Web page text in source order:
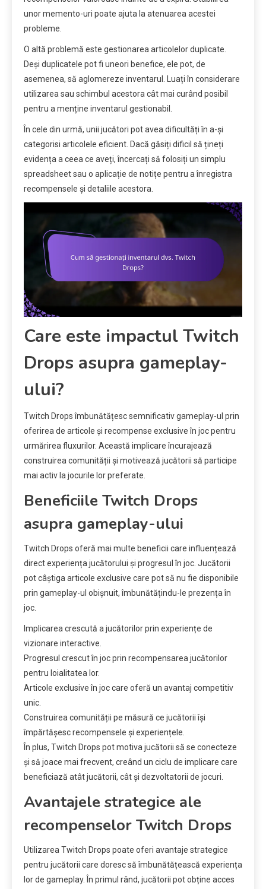
unor memento-uri poate ajuta la atenuarea acestei
probleme.
O altă problemă este gestionarea articolelor duplicate.
Deși duplicatele pot fi uneori benefice, ele pot, de
asemenea, să aglomereze inventarul. Luați în considerare
utilizarea sau schimbul acestora cât mai curând posibil
pentru a menține inventarul gestionabil.
În cele din urmă, unii jucători pot avea dificultăți în a-și
categorisi articolele eficient. Dacă găsiți dificil să țineți
evidența a ceea ce aveți, încercați să folosiți un simplu
spreadsheet sau o aplicație de notițe pentru a înregistra
recompensele și detaliile acestora.
Care este impactul Twitch
Drops asupra gameplay-
ului?
Twitch Drops îmbunătățesc semnificativ gameplay-ul prin
oferirea de articole și recompense exclusive în joc pentru
urmărirea fluxurilor. Această implicare încurajează
construirea comunității și motivează jucătorii să participe
mai activ la jocurile lor preferate.
Beneficiile Twitch Drops
asupra gameplay-ului
Twitch Drops oferă mai multe beneficii care influențează
direct experiența jucătorului și progresul în joc. Jucătorii
pot câștiga articole exclusive care pot să nu fie disponibile
prin gameplay-ul obișnuit, îmbunătățindu-le prezența în
joc.
Implicarea crescută a jucătorilor prin experiențe de
vizionare interactive.
Progresul crescut în joc prin recompensarea jucătorilor
pentru loialitatea lor.
Articole exclusive în joc care oferă un avantaj competitiv
unic.
Construirea comunității pe măsură ce jucătorii își
împărtășesc recompensele și experiențele.
În plus, Twitch Drops pot motiva jucătorii să se conecteze
și să joace mai frecvent, creând un ciclu de implicare care
beneficiază atât jucătorii, cât și dezvoltatorii de jocuri.
Avantajele strategice ale
recompenselor Twitch Drops
Utilizarea Twitch Drops poate oferi avantaje strategice
pentru jucătorii care doresc să îmbunătățească experiența
lor de gameplay. În primul rând, jucătorii pot obține acces